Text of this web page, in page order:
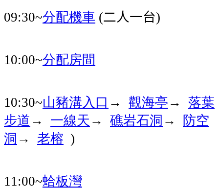
09:30~分配機車 (二人一台)
10:00~分配房間
10:30~山豬溝入口 → 觀海亭 → 落葉
步道 → 一線天 → 礁岩石洞 → 防空
洞 → 老榕 )
11:00~蛤板灣